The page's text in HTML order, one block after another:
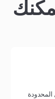
المحدودة